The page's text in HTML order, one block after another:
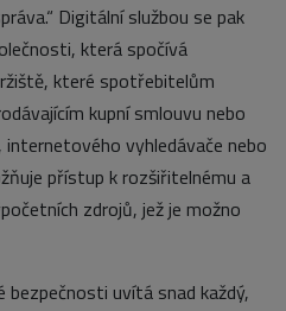
Digitální službou se pak
která spočívá
které spotřebitelům
kupní smlouvu nebo
vyhledávače nebo
přístup k rozšiřitelnému a
zdrojů, jež je možno
bezpečnosti uvítá snad každý,